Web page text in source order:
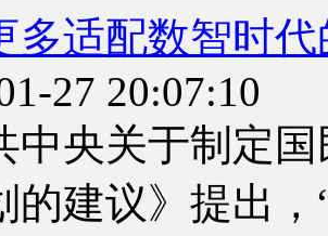
多适配数智时代
27 20:07:10
中央关于制定
的建议》提出